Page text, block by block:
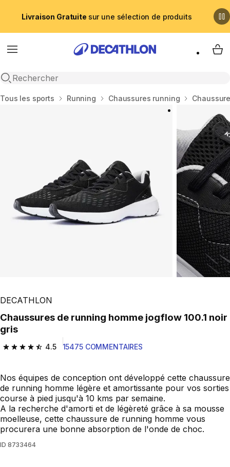
Livraison Gratuite sur une sélection de produits
Menu
Recherche ouverte
My
Accueil
Tous les sports Running Chaussures running
DECATHLON
Chaussures de running homme jogflow 100.1 noir
gris
4.5
4.5 out of 5 stars from 15475 reviews
15475 COMMENTAIRES
Nos équipes de conception ont développé cette chaussure
de running homme légère et amortissante pour vos sorties
course à pied jusqu'à 10 kms par semaine.
A la recherche d'amorti et de légèreté grâce à sa mousse
moelleuse, cette chaussure de running homme vous
procurera une bonne absorption de l'onde de choc.
ID 8733464